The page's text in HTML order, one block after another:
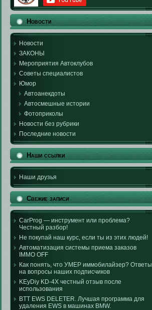
Новости
Новости
ЗАКОНЫ
Мероприятия Автоклубов
Советы специалистов
Юмор
Автоанекдоты
Автосмешные истории
Фотоприколы
Новости без рубрики
Последние новости
Наши ссылки
Наши друзья
Свежие записи
CarProg — инструмент или проблема?
Честный разбор!
Не покупай наш курс, если ты из этих людей!
Автоматизация системы приема заказов
IMMO OFF
Как понять, что УМЕР иммобилайзер? Ответы
на вопросы наших подписчиков
KEyDiy KD-4X честный отзыв после
использования
BTT EWS DELETER. Лучшая программа для
удаления EWS в машинах BMW.